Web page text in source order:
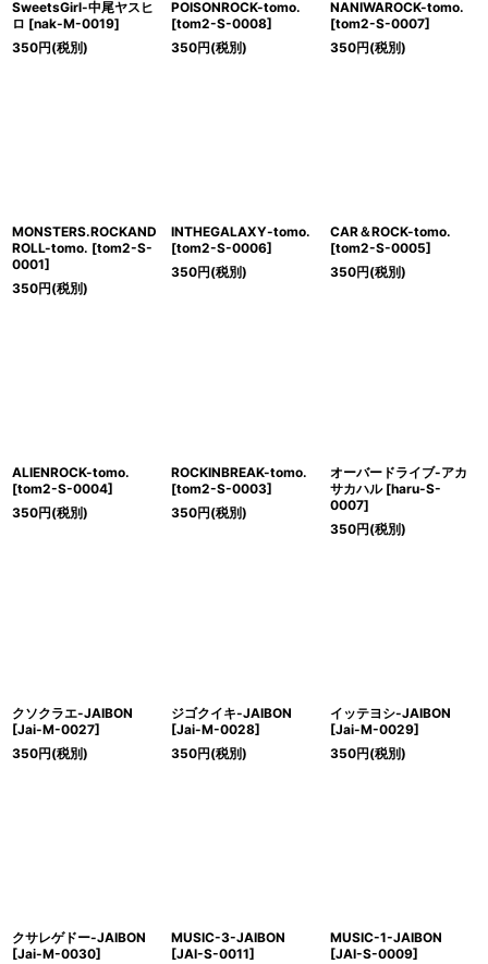
SweetsGirl-中尾ヤスヒ
ロ [nak-M-0019]
350円(税別)
POISONROCK-tomo.
[tom2-S-0008]
350円(税別)
NANIWAROCK-tomo.
[tom2-S-0007]
350円(税別)
MONSTERS.ROCKAND
ROLL-tomo. [tom2-S-
0001]
350円(税別)
INTHEGALAXY-tomo.
[tom2-S-0006]
350円(税別)
CAR＆ROCK-tomo.
[tom2-S-0005]
350円(税別)
ALIENROCK-tomo.
[tom2-S-0004]
350円(税別)
ROCKINBREAK-tomo.
[tom2-S-0003]
350円(税別)
オーバードライブ-アカ
サカハル [haru-S-
0007]
350円(税別)
クソクラエ-JAIBON
[Jai-M-0027]
350円(税別)
ジゴクイキ-JAIBON
[Jai-M-0028]
350円(税別)
イッテヨシ-JAIBON
[Jai-M-0029]
350円(税別)
クサレゲドー-JAIBON
[Jai-M-0030]
MUSIC-3-JAIBON
[JAI-S-0011]
MUSIC-1-JAIBON
[JAI-S-0009]